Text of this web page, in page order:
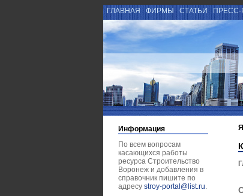
ГЛАВНАЯ ФИРМЫ СТАТЬИ ПРЕСС-
Информация
По всем вопросам
касающихся работы
ресурса Строительство
Воронеж и добавления в
справочник пишите по
адресу stroy-portal@list.ru.